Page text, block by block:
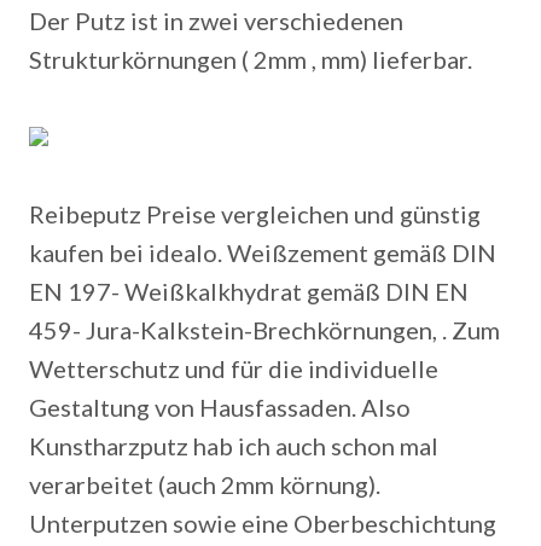
Der Putz ist in zwei verschiedenen
Strukturkörnungen ( 2mm , mm) lieferbar.
Reibeputz Preise vergleichen und günstig
kaufen bei idealo. Weißzement gemäß DIN
EN 197- Weißkalkhydrat gemäß DIN EN
459- Jura-Kalkstein-Brechkörnungen, . Zum
Wetterschutz und für die individuelle
Gestaltung von Hausfassaden. Also
Kunstharzputz hab ich auch schon mal
verarbeitet (auch 2mm körnung).
Unterputzen sowie eine Oberbeschichtung